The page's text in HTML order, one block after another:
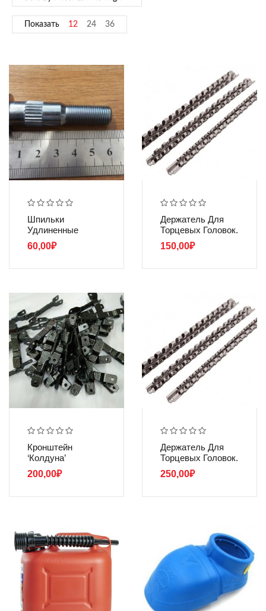
Показать 12 24 36
Шпильки
Удлиненные
60,00₽
Держатель Для
Торцевых Головок.
150,00₽
Кронштейн
‘колдуна’
200,00₽
Держатель Для
Торцевых Головок.
250,00₽